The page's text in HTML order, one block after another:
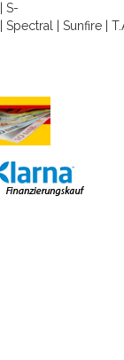
S-
Spectral Sunfire